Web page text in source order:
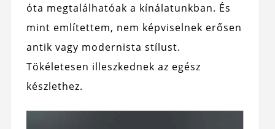
óta megtalálhatóak a kínálatunkban. És
mint említettem, nem képviselnek erősen
antik vagy modernista stílust.
Tökéletesen illeszkednek az egész
készlethez.